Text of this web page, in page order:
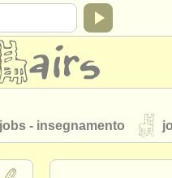
jobs - insegnamento
strumenti rubati